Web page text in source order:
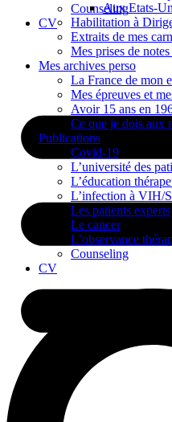
Counseling
CV
Aux Etats-
Habilitation à
Extraits de mes
Mes prises de
Mes archives perso
La France de mon
Mes épreuves et
Avoir 15 ans en
Ce que je dois aux
Publications
Covid-19
L’université des
L’éducation
L’infection à VIH/
Les patients experts
Le cancer
L’observance
Counseling
CV